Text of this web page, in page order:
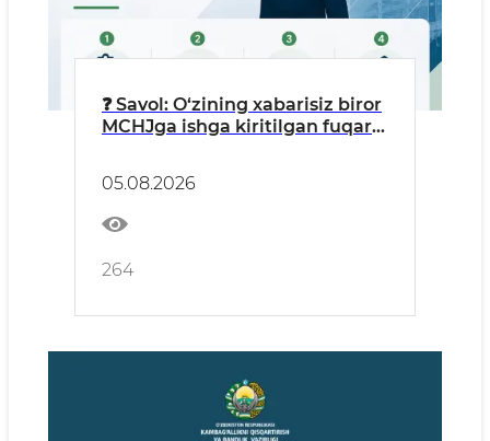
❓ Savol: O‘zining xabarisiz biror
MCHJga ishga kiritilgan fuqaro:
jamg‘armamga pul tushyapti”,
deb o‘ylashi mumkin.
05.08.2026
264